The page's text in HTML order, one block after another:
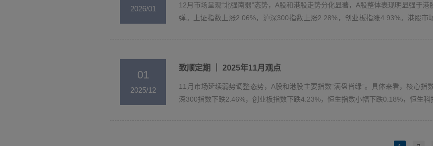
2026/01
12月市场呈现“北强南弱”态势，A股和港股走势分化显著，A股整体表现明显强于
弹。上证指数上涨2.06%，沪深300指数上涨2.28%，创业板指涨4.93%。港股市
01
2025/12
致顺定期 ｜ 2025年11月观点
11月市场延续弱势调整态势，A股和港股主要指数“满盘皆绿”。具体来看，核心指
深300指数下跌2.46%，创业板指数下跌4.23%，恒生指数小幅下跌0.18%，恒生科